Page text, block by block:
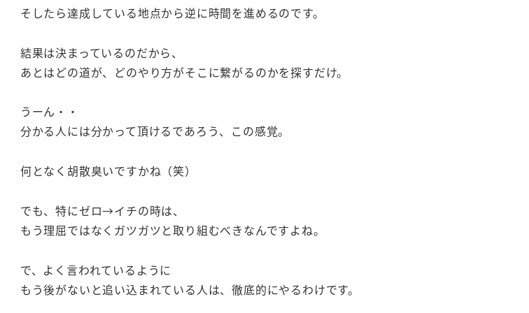
そしたら達成している地点から逆に時間を進めるのです。
結果は決まっているのだから、
あとはどの道が、どのやり方がそこに繋がるのかを探すだけ。
うーん・・
分かる人には分かって頂けるであろう、この感覚。
何となく胡散臭いですかね（笑）
でも、特にゼロ→イチの時は、
もう理屈ではなくガツガツと取り組むべきなんですよね。
で、よく言われているように
もう後がないと追い込まれている人は、徹底的にやるわけです。